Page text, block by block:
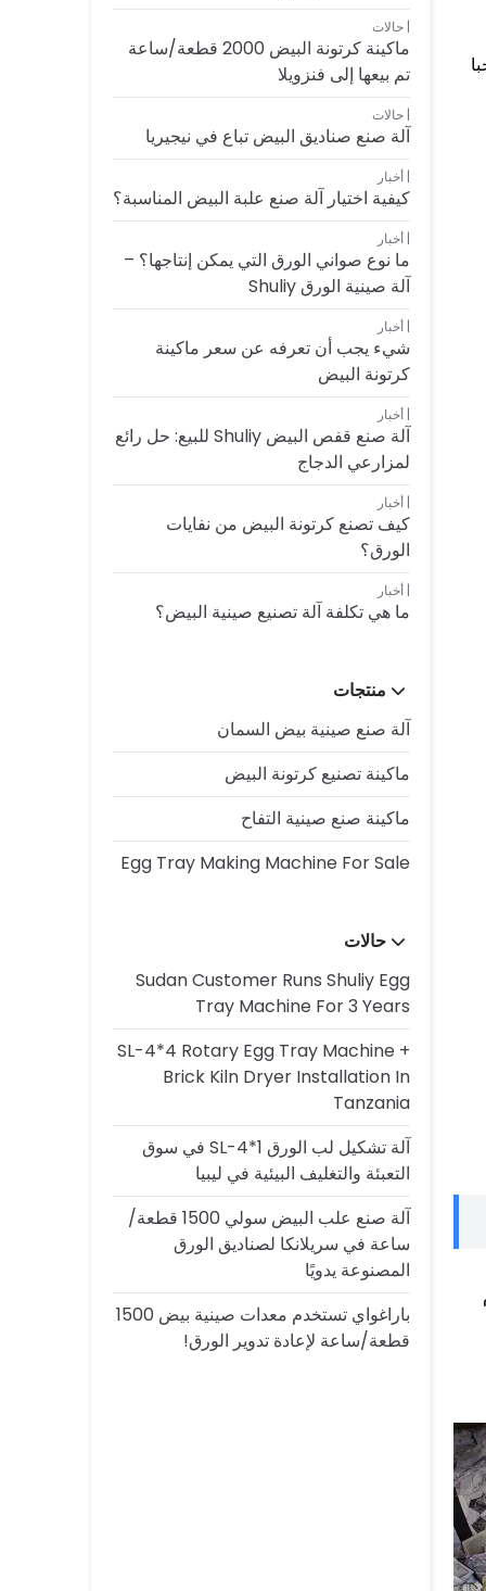
حالات
ماكينة كرتونة البيض 2000 قطعة/ساعة
تم بيعها إلى فنزويلا
حالات
آلة صنع صناديق البيض تباع في نيجيريا
أخبار
كيفية اختيار آلة صنع علبة البيض المناسبة؟
أخبار
ما نوع صواني الورق التي يمكن إنتاجها؟ –
آلة صينية الورق Shuliy
أخبار
شيء يجب أن تعرفه عن سعر ماكينة
كرتونة البيض
أخبار
آلة صنع قفص البيض Shuliy للبيع: حل رائع
لمزارعي الدجاج
أخبار
كيف تصنع كرتونة البيض من نفايات
الورق؟
أخبار
ما هي تكلفة آلة تصنيع صينية البيض؟
منتجات
آلة صنع صينية بيض السمان
ماكينة تصنيع كرتونة البيض
ماكينة صنع صينية التفاح
Egg Tray Making Machine For Sale
حالات
Sudan Customer Runs Shuliy Egg
Tray Machine For 3 Years
SL-4*4 Rotary Egg Tray Machine +
Brick Kiln Dryer Installation In
Tanzania
آلة تشكيل لب الورق SL-4*1 في سوق
التعبئة والتغليف البيئية في ليبيا
آلة صنع علب البيض سولي 1500 قطعة/
ساعة في سريلانكا لصناديق الورق
المصنوعة يدويًا
باراغواي تستخدم معدات صينية بيض 1500
قطعة/ساعة لإعادة تدوير الورق!